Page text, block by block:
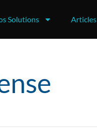
Solutions Articles